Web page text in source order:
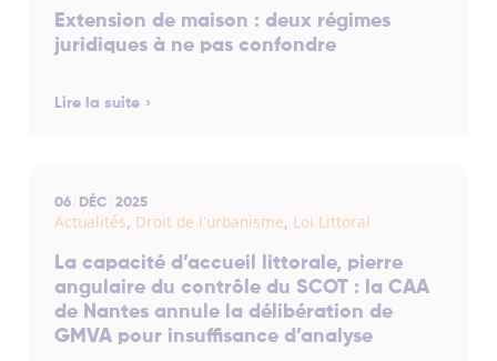
Extension de maison : deux régimes
juridiques à ne pas confondre
Lire la suite
06 DÉC 2025
Actualités, Droit de l'urbanisme, Loi Littoral
La capacité d’accueil littorale, pierre
angulaire du contrôle du SCOT : la CAA
de Nantes annule la délibération de
GMVA pour insuffisance d’analyse